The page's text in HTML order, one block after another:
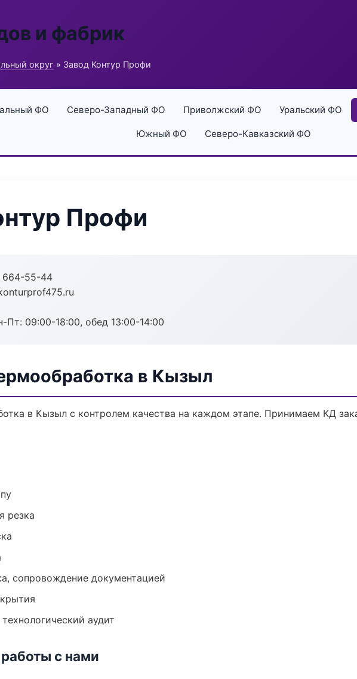
и фабрик
округ » Завод Контур Профи
ФО Северо-Западный ФО Приволжский ФО Уральский ФО
Южный ФО Северо-Кавказский ФО
Профи
664-55-44
Пт: 09:00-18:00, обед 13:00-14:00
в Кызыл
в Кызыл с контролем качества на каждом этапе. Принимаем КД
резка
сопровождение документацией
аудит
с нами